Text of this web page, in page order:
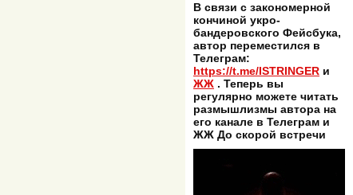
В связи с закономерной
кончиной укро-
бандеровского Фейсбука,
автор переместился в
Телеграм:
https://t.me/ISTRINGER и
ЖЖ . Теперь вы
регулярно можете читать
размышлизмы автора на
его канале в Телеграм и
ЖЖ До скорой встречи